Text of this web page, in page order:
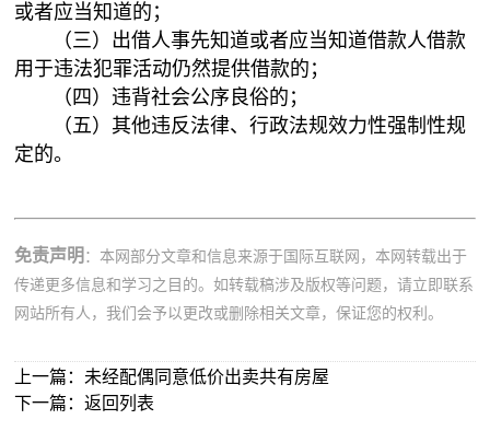
或者应当知道的；
（三）出借人事先知道或者应当知道借款人借款
用于违法犯罪活动仍然提供借款的；
（四）违背社会公序良俗的；
（五）其他违反法律、行政法规效力性强制性规
定的。
免责声明 ：本网部分文章和信息来源于国际互联网，本网转载出于
传递更多信息和学习之目的。如转载稿涉及版权等问题，请立即联系
网站所有人，我们会予以更改或删除相关文章，保证您的权利。
上一篇： 未经配偶同意低价出卖共有房屋
下一篇：返回列表